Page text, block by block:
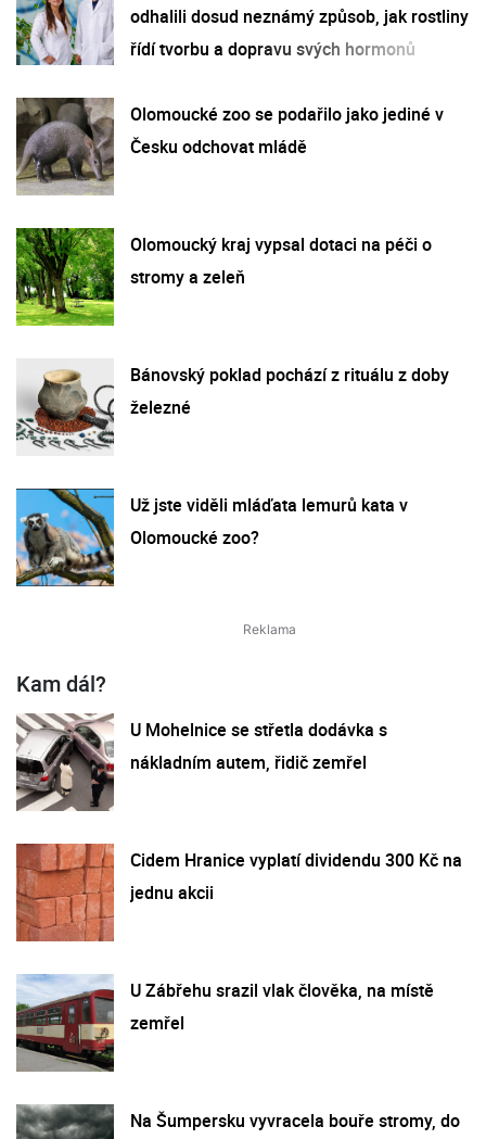
odhalili dosud neznámý způsob, jak rostliny
řídí tvorbu a dopravu svých hormonů
Olomoucké zoo se podařilo jako jediné v
Česku odchovat mládě
Olomoucký kraj vypsal dotaci na péči o
stromy a zeleň
Bánovský poklad pochází z rituálu z doby
železné
Už jste viděli mláďata lemurů kata v
Olomoucké zoo?
Kam dál?
U Mohelnice se střetla dodávka s
nákladním autem, řidič zemřel
Cidem Hranice vyplatí dividendu 300 Kč na
jednu akcii
U Zábřehu srazil vlak člověka, na místě
zemřel
Na Šumpersku vyvracela bouře stromy, do